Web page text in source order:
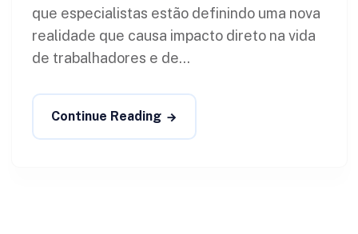
que especialistas estão definindo uma nova
realidade que causa impacto direto na vida
de trabalhadores e de...
Continue Reading